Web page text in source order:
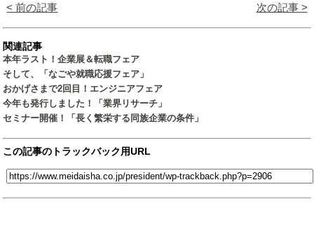
< 前の記事 次の記事 >
関連記事
本年ラスト！企業展＆転職フェア
そして、「なごや就職応援フェア」
おかげさまで2回目！エンジニアフェア
今年も発行しました！「業界リサーチ」
セミナー開催！「長く繁栄する同族企業の条件」
この記事のトラックバック用URL